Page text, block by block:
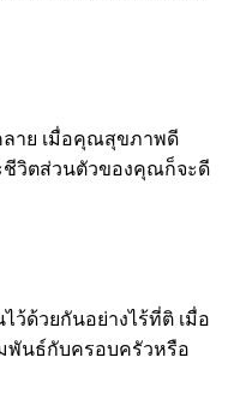
ลาย เมื่อคุณสุขภาพดี
ชีวิตส่วนตัวของคุณก็จะดี
ว้ด้วยกันอย่างไร้ที่ติ เมื่อ
พันธ์กับครอบครัวหรือ